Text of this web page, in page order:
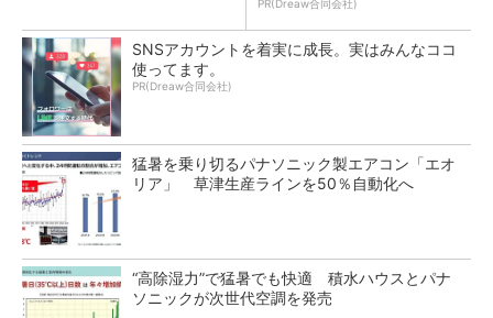
PR(Dreaw合同会社)
SNSアカウントを着実に成長。実はみんなココ
使ってます。
PR(Dreaw合同会社)
猛暑を乗り切るパナソニック製エアコン「エオ
リア」 草津生産ラインを50％自動化へ
“高除湿力”で猛暑でも快適 積水ハウスとパナ
ソニックが次世代空調を発売